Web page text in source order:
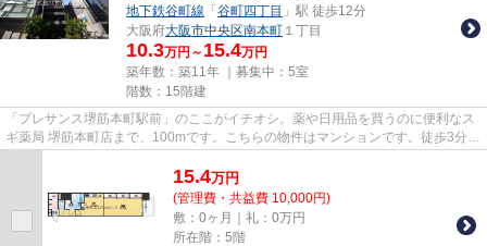
地下鉄谷町線 「 谷町四丁目 」駅 徒歩12分
大阪府大阪市中央区南本町 １丁目
10.3万円～ 15.4万円
築年数：築11年 ｜募集中： 5室
階数：15階建
「プレサンス堺筋本町駅前」のここがイチオシ。薬や日用品を買うのに便利なス
ギ薬局 堺筋本町店まで、100mです。こちらの物件はマンションです。徒歩3分で
15.4万円
(管理費・共益費 10,000円)
敷：0ヶ月｜礼：0万円
所在階：5階